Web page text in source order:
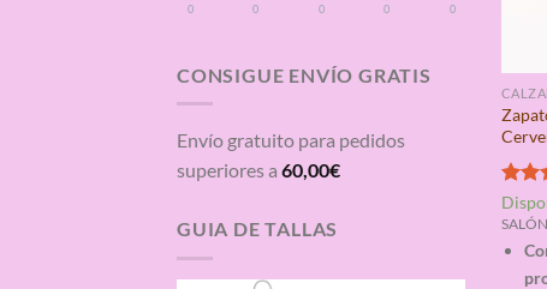
0 0 0 0 0
CONSIGUE ENVÍO GRATIS
Envío gratuito para pedidos
superiores a 60,00€
GUIA DE TALLAS
con